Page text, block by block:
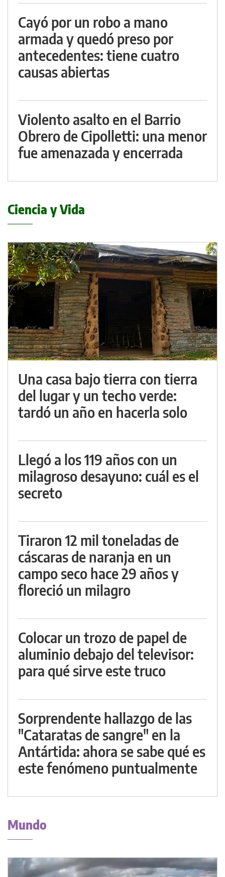
Cayó por un robo a mano
armada y quedó preso por
antecedentes: tiene cuatro
causas abiertas
Violento asalto en el Barrio
Obrero de Cipolletti: una menor
fue amenazada y encerrada
Ciencia y Vida
Una casa bajo tierra con tierra
del lugar y un techo verde:
tardó un año en hacerla solo
Llegó a los 119 años con un
milagroso desayuno: cuál es el
secreto
Tiraron 12 mil toneladas de
cáscaras de naranja en un
campo seco hace 29 años y
floreció un milagro
Colocar un trozo de papel de
aluminio debajo del televisor:
para qué sirve este truco
Sorprendente hallazgo de las
"Cataratas de sangre" en la
Antártida: ahora se sabe qué es
este fenómeno puntualmente
Mundo